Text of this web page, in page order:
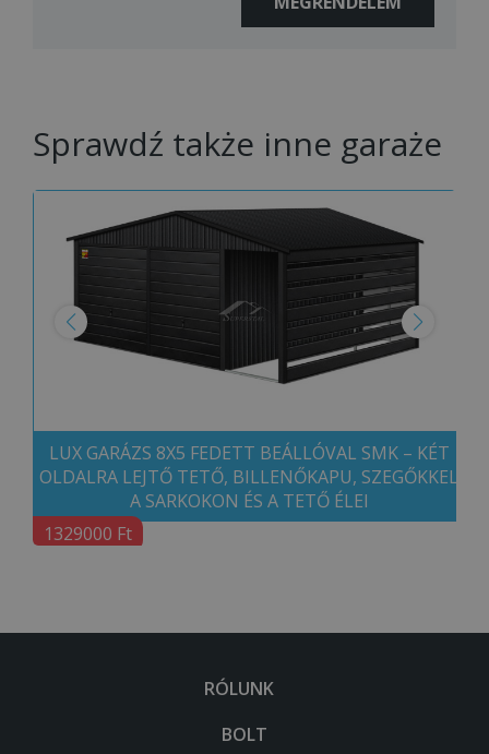
Sprawdź także inne garaże
LUX GARÁZS 8X5 FEDETT BEÁLLÓVAL SMK – KÉT
OLDALRA LEJTŐ TETŐ, BILLENŐKAPU, SZEGŐKKEL
A SARKOKON ÉS A TETŐ ÉLEI
1329000 Ft
RÓLUNK
BOLT